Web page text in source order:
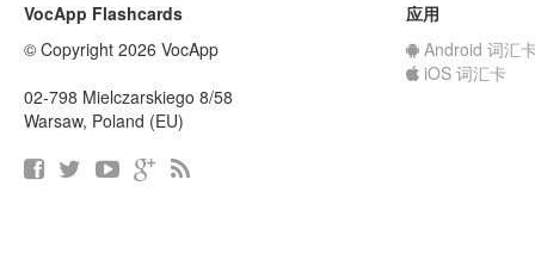
VocApp Flashcards
© Copyright 2026 VocApp
02-798 Mielczarskiego 8/58
Warsaw, Poland (EU)
应用
Android 词汇
iOS 词汇卡